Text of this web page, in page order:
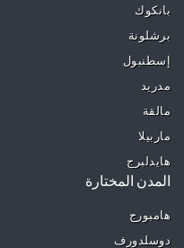
بانكوك
برشلونة
إسطنبول
مدريد
مالقة
ماربيلا
هايدلبرج
المدن المختارة
هامبورج
دوسلدورف